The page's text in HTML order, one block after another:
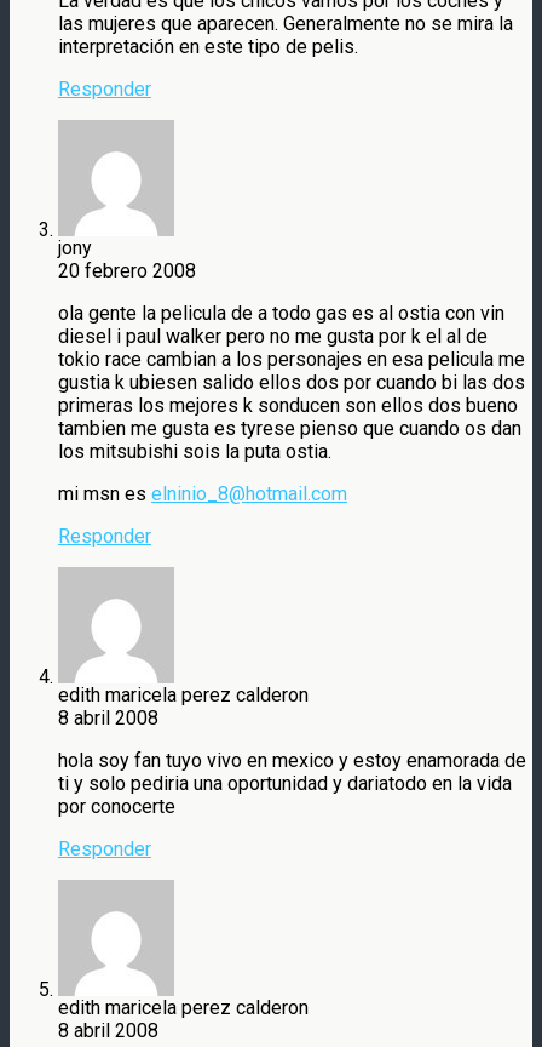
las mujeres que aparecen. Generalmente no se mira la
interpretación en este tipo de pelis.
Responder
jony
20 febrero 2008
ola gente la pelicula de a todo gas es al ostia con vin
diesel i paul walker pero no me gusta por k el al de
tokio race cambian a los personajes en esa pelicula me
gustia k ubiesen salido ellos dos por cuando bi las dos
primeras los mejores k sonducen son ellos dos bueno
tambien me gusta es tyrese pienso que cuando os dan
los mitsubishi sois la puta ostia.
mi msn es elninio_8@hotmail.com
Responder
edith maricela perez calderon
8 abril 2008
hola soy fan tuyo vivo en mexico y estoy enamorada de
ti y solo pediria una oportunidad y dariatodo en la vida
por conocerte
Responder
edith maricela perez calderon
8 abril 2008